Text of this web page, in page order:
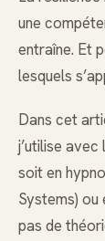
une
entraîne. Et
lesquels
Dans cet
j’utilise avec
soit en
Systems) ou
pas de